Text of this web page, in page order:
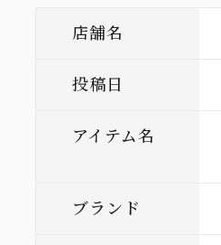
店舗名
投稿日
アイテム名
ブランド